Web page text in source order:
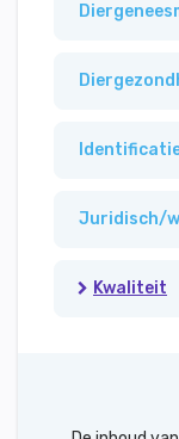
Juridisch/
Kwaliteit